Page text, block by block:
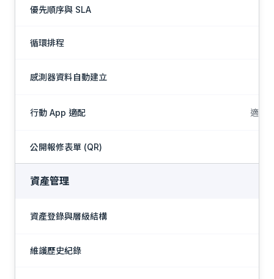
優先順序與 SLA
循環排程
感測器資料自動建立
行動 App 適配 適合
公開報修表單 (QR)
資產管理
資產登錄與層級結構
維護歷史紀錄